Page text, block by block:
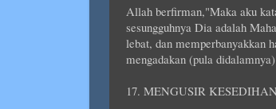
Allah berfirman,"Maka aku
sesungguhnya Dia adalah
lebat, dan memperbanyakkan
mengadakan (pula
17. MENGUSIR